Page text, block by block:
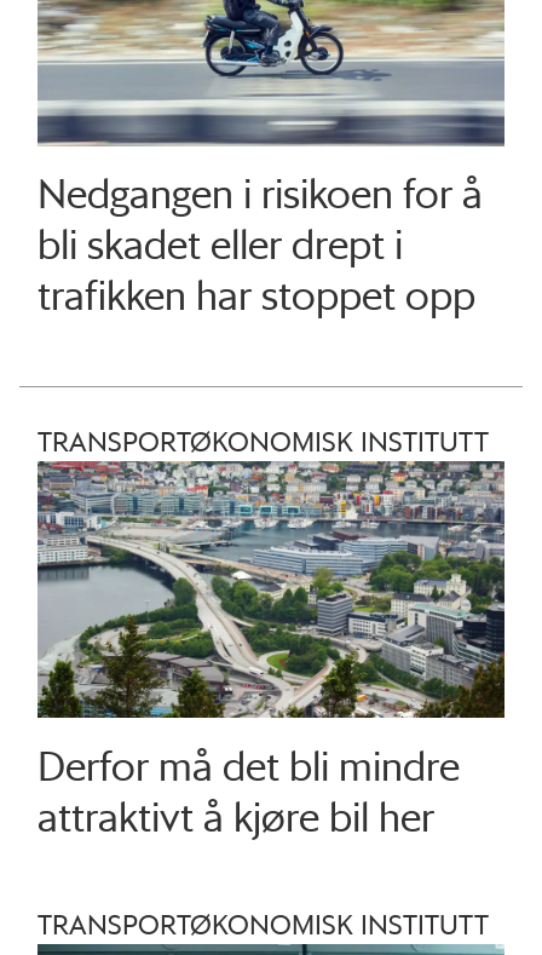
Nedgangen i risikoen for å
bli skadet eller drept i
trafikken har stoppet opp
TRANSPORTØKONOMISK INSTITUTT
Derfor må det bli mindre
attraktivt å kjøre bil her
TRANSPORTØKONOMISK INSTITUTT